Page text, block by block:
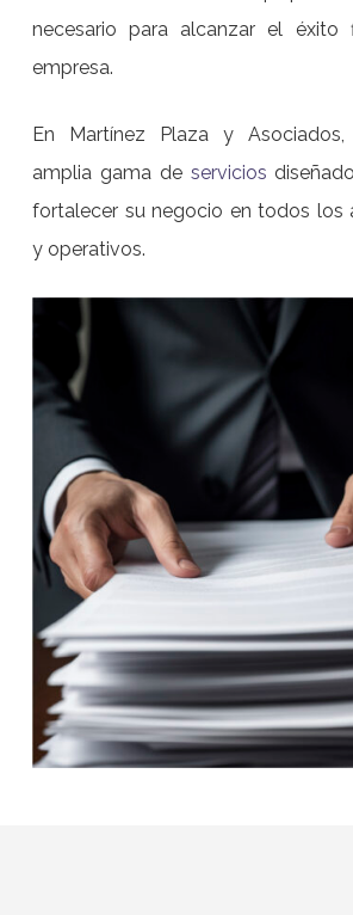
necesario para alcanzar el éxito
empresa.
En Martínez Plaza y
amplia gama de servicios
fortalecer su negocio en todos los
y operativos.